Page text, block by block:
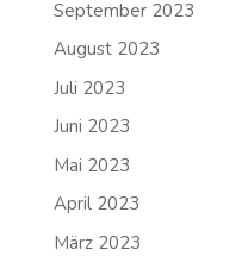
September 2023
August 2023
Juli 2023
Juni 2023
Mai 2023
April 2023
März 2023